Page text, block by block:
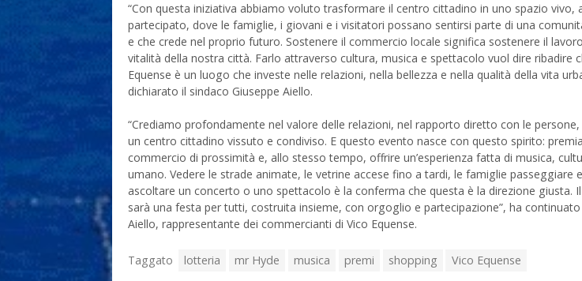
“Con questa iniziativa abbiamo voluto trasformare il centro cittadino in uno spazio vivo,
partecipato, dove le famiglie, i giovani e i visitatori possano sentirsi parte di una
e che crede nel proprio futuro. Sostenere il commercio locale significa sostenere il
vitalità della nostra città. Farlo attraverso cultura, musica e spettacolo vuol dire ribadire
Equense è un luogo che investe nelle relazioni, nella bellezza e nella qualità della vita
dichiarato il sindaco Giuseppe Aiello.
“Crediamo profondamente nel valore delle relazioni, nel rapporto diretto con le
un centro cittadino vissuto e condiviso. E questo evento nasce con questo spirito:
commercio di prossimità e, allo stesso tempo, offrire un’esperienza fatta di musica,
umano. Vedere le strade animate, le vetrine accese fino a tardi, le famiglie passeggiare
ascoltare un concerto o uno spettacolo è la conferma che questa è la direzione giusta.
sarà una festa per tutti, costruita insieme, con orgoglio e partecipazione”, ha
Aiello, rappresentante dei commercianti di Vico Equense.
Taggato lotteria mr Hyde musica premi shopping Vico Equense